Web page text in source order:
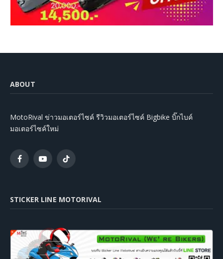
ABOUT
MotoRival ข่าวมอเตอร์ไซค์ รีวิวมอเตอร์ไซค์ Bigbike บิ๊กไบค์
มอเตอร์ไซค์ใหม่
FacebookYouTubeTikTok
STICKER LINE MOTORIVAL